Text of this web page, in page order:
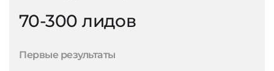
70-300 лидов
Первые результаты